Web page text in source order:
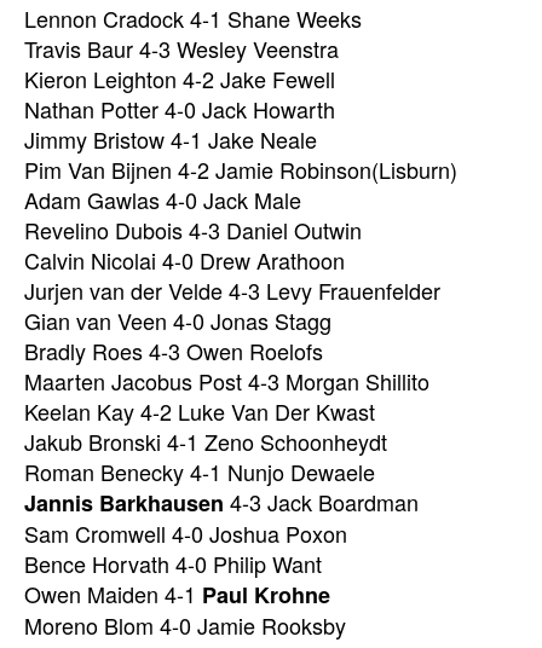
Lennon Cradock 4-1 Shane Weeks
Travis Baur 4-3 Wesley Veenstra
Kieron Leighton 4-2 Jake Fewell
Nathan Potter 4-0 Jack Howarth
Jimmy Bristow 4-1 Jake Neale
Pim Van Bijnen 4-2 Jamie Robinson(Lisburn)
Adam Gawlas 4-0 Jack Male
Revelino Dubois 4-3 Daniel Outwin
Calvin Nicolai 4-0 Drew Arathoon
Jurjen van der Velde 4-3 Levy Frauenfelder
Gian van Veen 4-0 Jonas Stagg
Bradly Roes 4-3 Owen Roelofs
Maarten Jacobus Post 4-3 Morgan Shillito
Keelan Kay 4-2 Luke Van Der Kwast
Jakub Bronski 4-1 Zeno Schoonheydt
Roman Benecky 4-1 Nunjo Dewaele
Jannis Barkhausen 4-3 Jack Boardman
Sam Cromwell 4-0 Joshua Poxon
Bence Horvath 4-0 Philip Want
Owen Maiden 4-1 Paul Krohne
Moreno Blom 4-0 Jamie Rooksby